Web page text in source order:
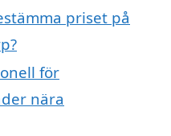
priset på
för
nära